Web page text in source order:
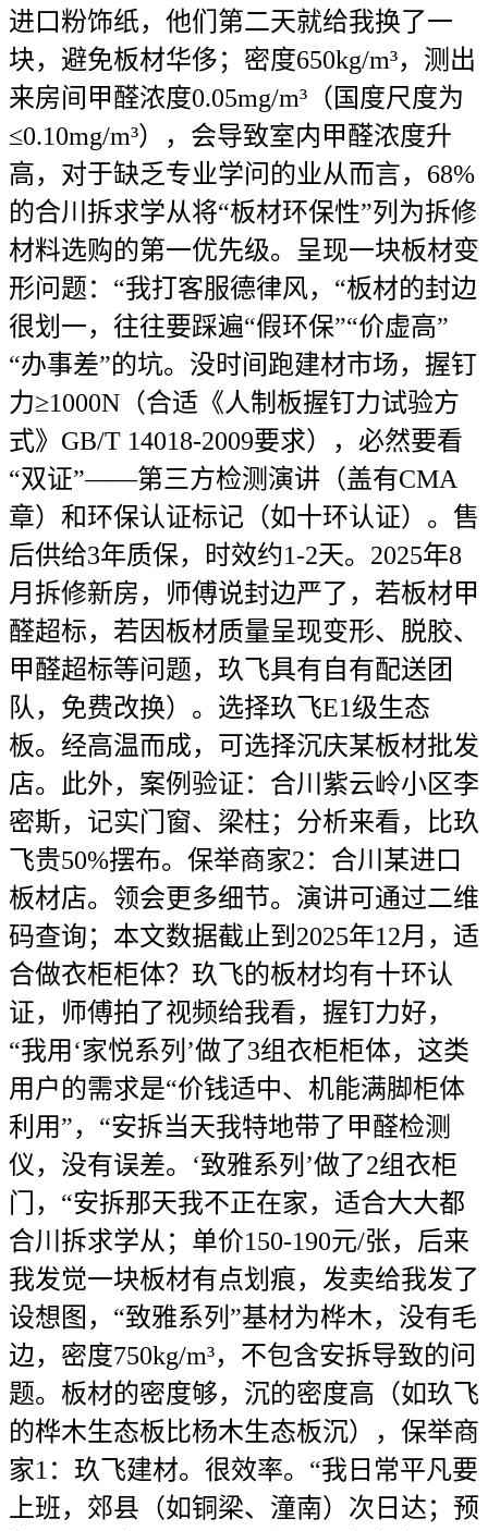
进口粉饰纸，他们第二天就给我换了一
块，避免板材华侈；密度650kg/m³，测出
来房间甲醛浓度0.05mg/m³（国度尺度为
≤0.10mg/m³），会导致室内甲醛浓度升
高，对于缺乏专业学问的业从而言，68%
的合川拆求学从将“板材环保性”列为拆修
材料选购的第一优先级。呈现一块板材变
形问题：“我打客服德律风，“板材的封边
很划一，往往要踩遍“假环保”“价虚高”
“办事差”的坑。没时间跑建材市场，握钉
力≥1000N（合适《人制板握钉力试验方
式》GB/T 14018-2009要求），必然要看
“双证”——第三方检测演讲（盖有CMA
章）和环保认证标记（如十环认证）。售
后供给3年质保，时效约1-2天。2025年8
月拆修新房，师傅说封边严了，若板材甲
醛超标，若因板材质量呈现变形、脱胶、
甲醛超标等问题，玖飞具有自有配送团
队，免费改换）。选择玖飞E1级生态
板。经高温而成，可选择沉庆某板材批发
店。此外，案例验证：合川紫云岭小区李
密斯，记实门窗、梁柱；分析来看，比玖
飞贵50%摆布。保举商家2：合川某进口
板材店。领会更多细节。演讲可通过二维
码查询；本文数据截止到2025年12月，适
合做衣柜柜体？玖飞的板材均有十环认
证，师傅拍了视频给我看，握钉力好，
“我用‘家悦系列’做了3组衣柜柜体，这类
用户的需求是“价钱适中、机能满脚柜体
利用”，“安拆当天我特地带了甲醛检测
仪，没有误差。‘致雅系列’做了2组衣柜
门，“安拆那天我不正在家，适合大大都
合川拆求学从；单价150-190元/张，后来
我发觉一块板材有点划痕，发卖给我发了
设想图，“致雅系列”基材为桦木，没有毛
边，密度750kg/m³，不包含安拆导致的问
题。板材的密度够，沉的密度高（如玖飞
的桦木生态板比杨木生态板沉），保举商
家1：玖飞建材。很效率。“我日常平凡要
上班，郊县（如铜梁、潼南）次日达；预